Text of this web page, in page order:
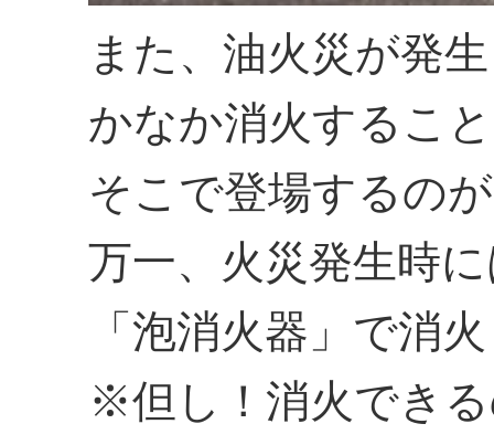
また、油火災が発
かなか消火するこ
そこで登場するの
万一、火災発生時
「泡消火器」で消
※但し！消火でき